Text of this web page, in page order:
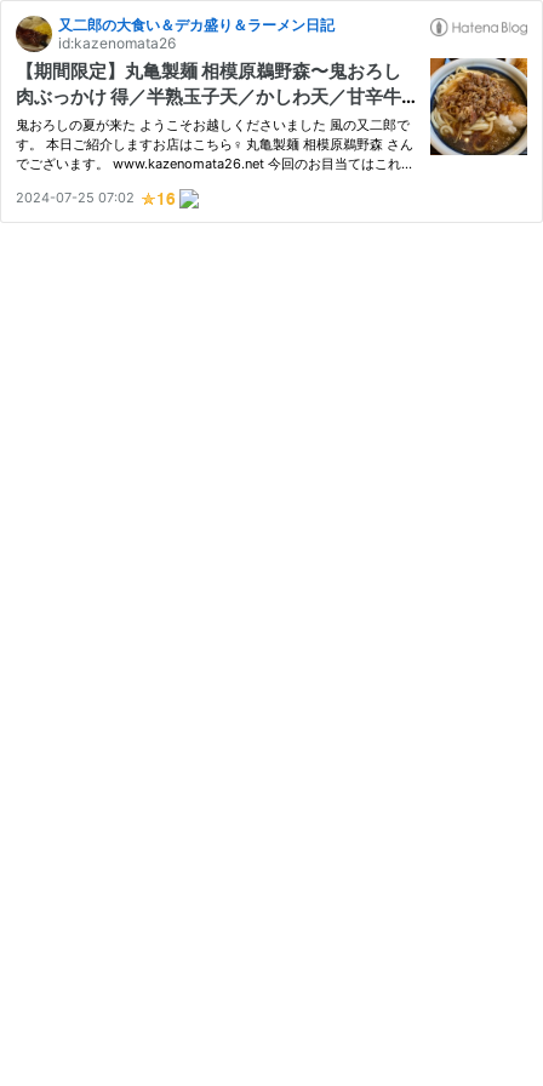
又二郎の大食い＆デカ盛り＆ラーメン日記
id:kazenomata26
【期間限定】丸亀製麺 相模原鵜野森〜鬼おろし
肉ぶっかけ 得／半熟玉子天／かしわ天／甘辛牛
肉／粗刻み大根／うどーなつ／オススメ〜
鬼おろしの夏が来た ようこそお越しくださいました 風の又二郎で
す。 本日ご紹介しますお店はこちら‍♀️ 丸亀製麺 相模原鵜野森 さん
でございます。 www.kazenomata26.net 今回のお目当てはこれで
ーでして、CMで見てからずっと食べてみたいなと思っていたん…
2024-07-25 07:02